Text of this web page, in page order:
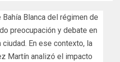
Blanca del régimen de
preocupación y debate en
En ese contexto, la
Martín analizó el impacto